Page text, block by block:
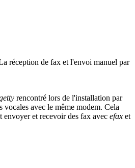
réception de fax et l'envoi manuel par
rencontré lors de l'installation par
vocales avec le même modem. Cela
envoyer et recevoir des fax avec efax et